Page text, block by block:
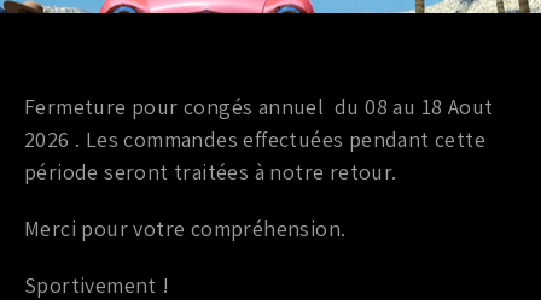
ORIGINE NISSAN 350Z 313CV / 370Z
99,00€ TTC
Fermeture pour congés annuel du 08 au 18 Aout
2026 . Les commandes effectuées pendant cette
période seront traitées à notre retour.
Merci pour votre compréhension.
Sportivement !